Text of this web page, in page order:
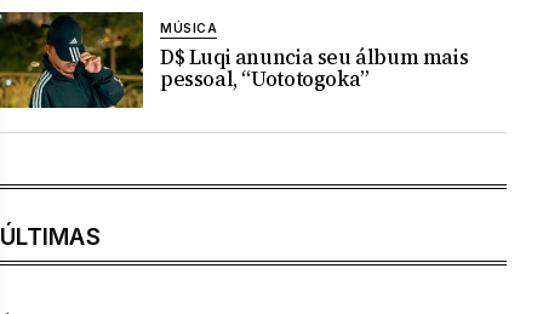
MÚSICA
D$ Luqi anuncia seu álbum mais
pessoal, “Uototogoka”
ÚLTIMAS